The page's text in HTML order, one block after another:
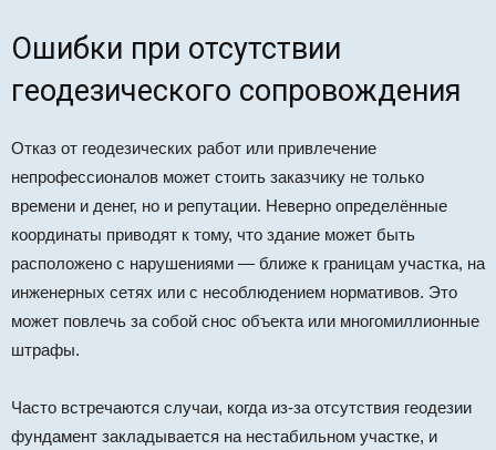
Ошибки при отсутствии
геодезического сопровождения
Отказ от геодезических работ или привлечение
непрофессионалов может стоить заказчику не только
времени и денег, но и репутации. Неверно определённые
координаты приводят к тому, что здание может быть
расположено с нарушениями — ближе к границам участка, на
инженерных сетях или с несоблюдением нормативов. Это
может повлечь за собой снос объекта или многомиллионные
штрафы.
Часто встречаются случаи, когда из-за отсутствия геодезии
фундамент закладывается на нестабильном участке, и